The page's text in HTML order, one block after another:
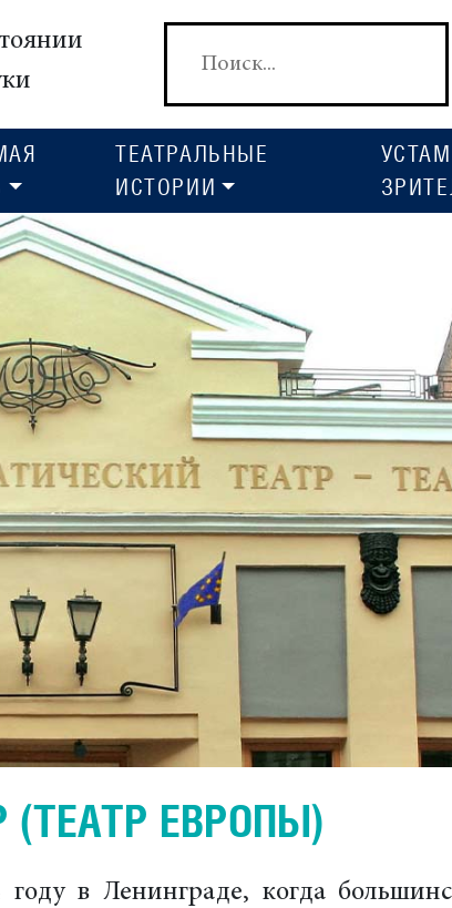
ТЕАТРАЛЬНЫЕ
ИСТОРИИ
ЕВРОПЫ)
в Ленинграде, когда